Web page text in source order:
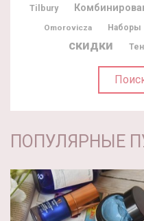
Tilbury
Omorovicza Наборы
скидки
ПОПУЛЯРНЫЕ